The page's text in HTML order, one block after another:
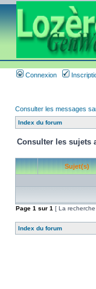
Connexion
Consulter les messages
Index du forum
Consulter les sujets
Sujet(s)
Page 1 sur 1 [ La
Index du forum